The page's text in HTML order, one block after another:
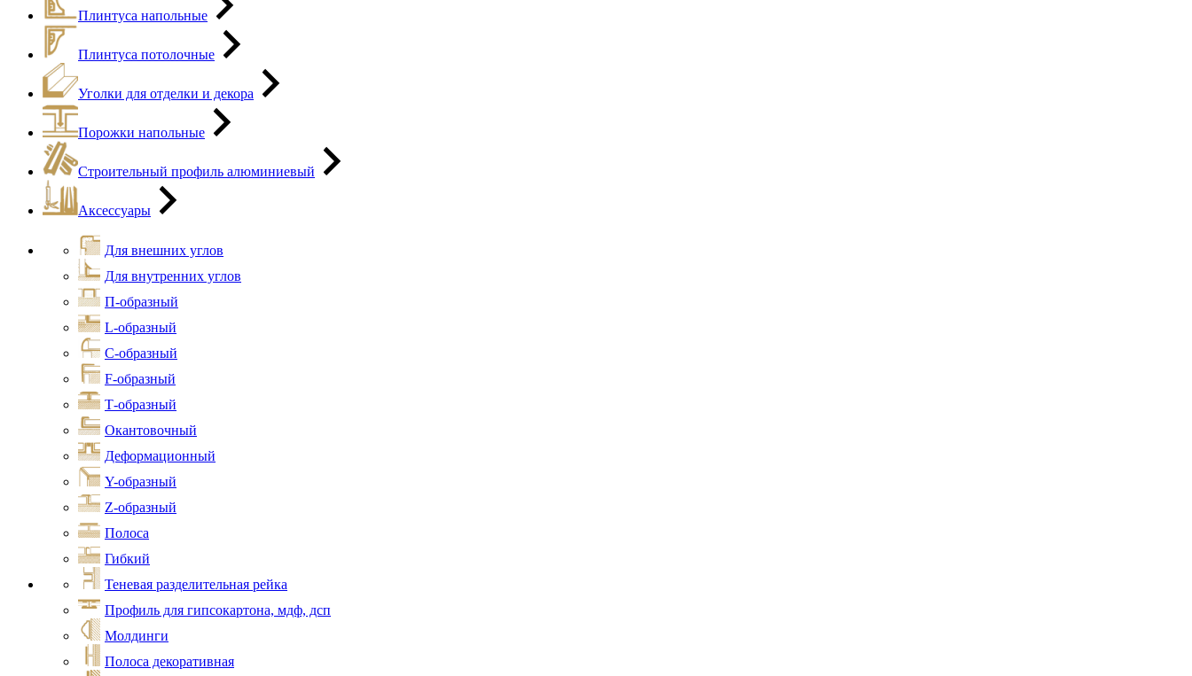
Плинтуса напольные
Плинтуса потолочные
Уголки для отделки и декора
Порожки напольные
Строительный профиль алюминиевый
Аксессуары
Для внешних углов
Для внутренних углов
П-образный
L-образный
С-образный
F-образный
Т-образный
Окантовочный
Деформационный
Y-образный
Z-образный
Полоса
Гибкий
Теневая разделительная рейка
Профиль для гипсокартона, мдф, дсп
Молдинги
Полоса декоративная